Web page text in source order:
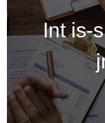
Int is-